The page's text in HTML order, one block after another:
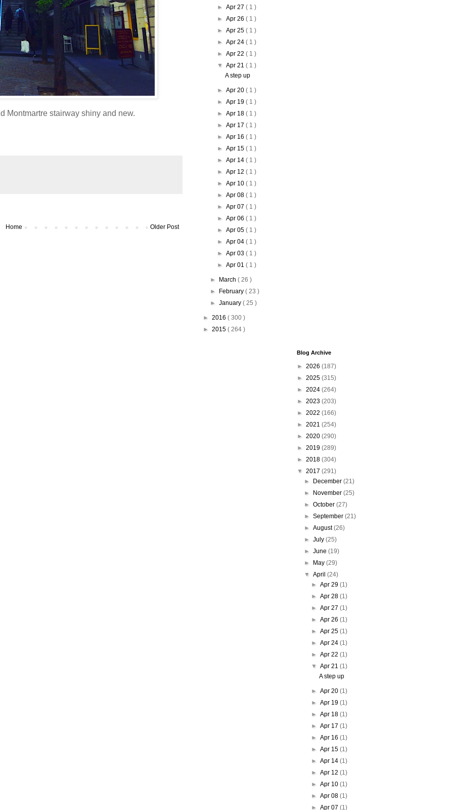
Montmartre stairway shiny and new.
Older Post
Home
►Apr 27( 1 )
►Apr 26( 1 )
►Apr 25( 1 )
►Apr 24( 1 )
►Apr 22( 1 )
▼Apr 21( 1 )
A step up
►Apr 20( 1 )
►Apr 19( 1 )
►Apr 18( 1 )
►Apr 17( 1 )
►Apr 16( 1 )
►Apr 15( 1 )
►Apr 14( 1 )
►Apr 12( 1 )
►Apr 10( 1 )
►Apr 08( 1 )
►Apr 07( 1 )
►Apr 06( 1 )
►Apr 05( 1 )
►Apr 04( 1 )
►Apr 03( 1 )
►Apr 01( 1 )
► March ( 26 )
►
February ( 23 )
► January ( 25 )
► 2016 ( 300 )
► 2015 ( 264 )
Blog Archive
► 2026 (187)
► 2025 (315)
► 2024 (264)
► 2023 (203)
► 2022 (166)
► 2021 (254)
► 2020 (290)
► 2019 (289)
► 2018 (304)
▼ 2017 (291)
►
December (21)
►
November (25)
► October (27)
► September (21)
► August(26)
► July (25)
► June (19)
►
May (29)
▼ April (24)
►Apr 29(1)
►Apr 28(1)
►Apr 27(1)
►Apr 26(1)
►Apr 25(1)
►Apr 24(1)
►Apr 22(1)
▼Apr 21(1)
A step up
►Apr 20(1)
►Apr 19(1)
►Apr 18(1)
►Apr 17(1)
►Apr 16(1)
►Apr 15(1)
►Apr 14(1)
►Apr 12(1)
►Apr 10(1)
►Apr 08(1)
►Apr 07(1)